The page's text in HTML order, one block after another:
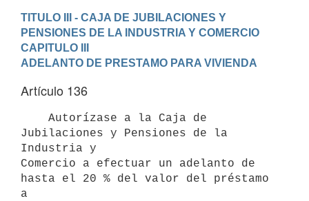
TITULO III - CAJA DE JUBILACIONES Y
PENSIONES DE LA INDUSTRIA Y COMERCIO
CAPITULO III
ADELANTO DE PRESTAMO PARA VIVIENDA
Artículo 136
Jubilaciones y Pensiones de la
Industria y
Comercio a efectuar un adelanto de
hasta el 20 % del valor del préstamo
a